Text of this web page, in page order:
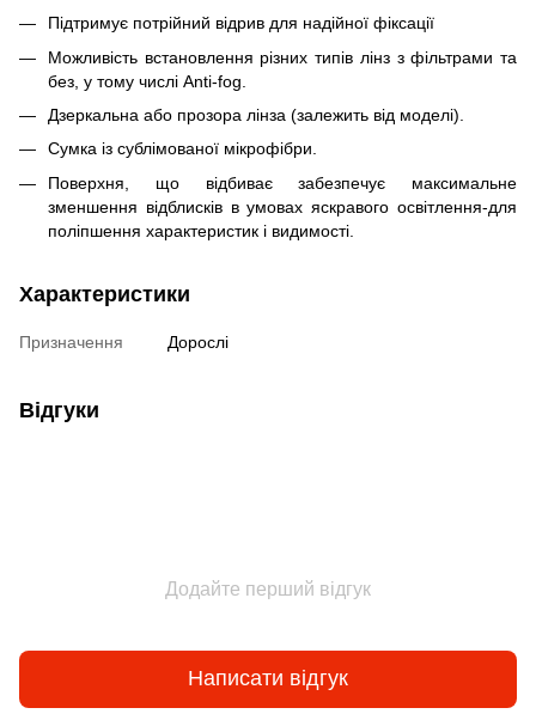
Підтримує потрійний відрив для надійної фіксації
Можливість встановлення різних типів лінз з фільтрами та
без, у тому числі Anti-fog.
Дзеркальна або прозора лінза (залежить від моделі).
Сумка із сублімованої мікрофібри.
Поверхня, що відбиває забезпечує максимальне
зменшення відблисків в умовах яскравого освітлення-для
поліпшення характеристик і видимості.
Характеристики
Призначення Дорослі
Відгуки
Додайте перший відгук
Написати відгук